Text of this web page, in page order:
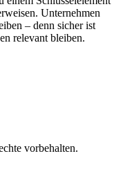
Unternehmen
– denn sicher ist
relevant bleiben.
vorbehalten.